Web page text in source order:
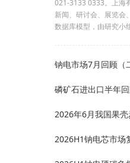
021-3133 0333。上海
新闻、研讨会、展览会
数据库模型，由研究小